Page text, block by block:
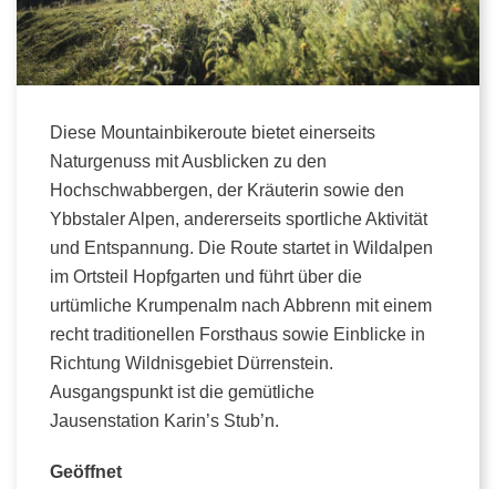
Diese Mountainbikeroute bietet einerseits
Naturgenuss mit Ausblicken zu den
Hochschwabbergen, der Kräuterin sowie den
Ybbstaler Alpen, andererseits sportliche Aktivität
und Entspannung. Die Route startet in Wildalpen
im Ortsteil Hopfgarten und führt über die
urtümliche Krumpenalm nach Abbrenn mit einem
recht traditionellen Forsthaus sowie Einblicke in
Richtung Wildnisgebiet Dürrenstein.
Ausgangspunkt ist die gemütliche
Jausenstation Karin’s Stub’n.
Geöffnet